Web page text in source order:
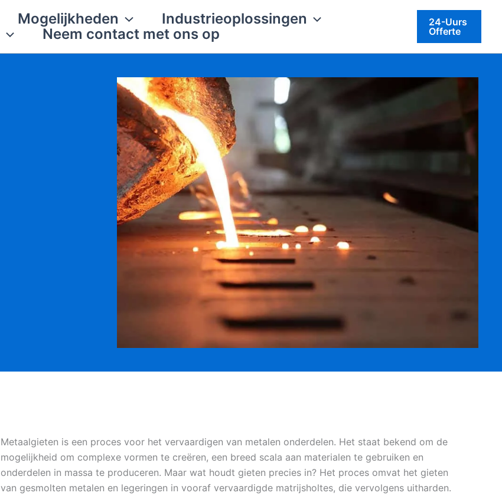
Mogelijkheden
Industrieoplossingen
Neem contact met ons op
24-Uurs
Offerte
Metaalgieten is een proces voor het vervaardigen van metalen onderdelen. Het staat bekend om de
mogelijkheid om complexe vormen te creëren, een breed scala aan materialen te gebruiken en
onderdelen in massa te produceren. Maar wat houdt gieten precies in? Het proces omvat het gieten
van gesmolten metalen en legeringen in vooraf vervaardigde matrijsholtes, die vervolgens uitharden.